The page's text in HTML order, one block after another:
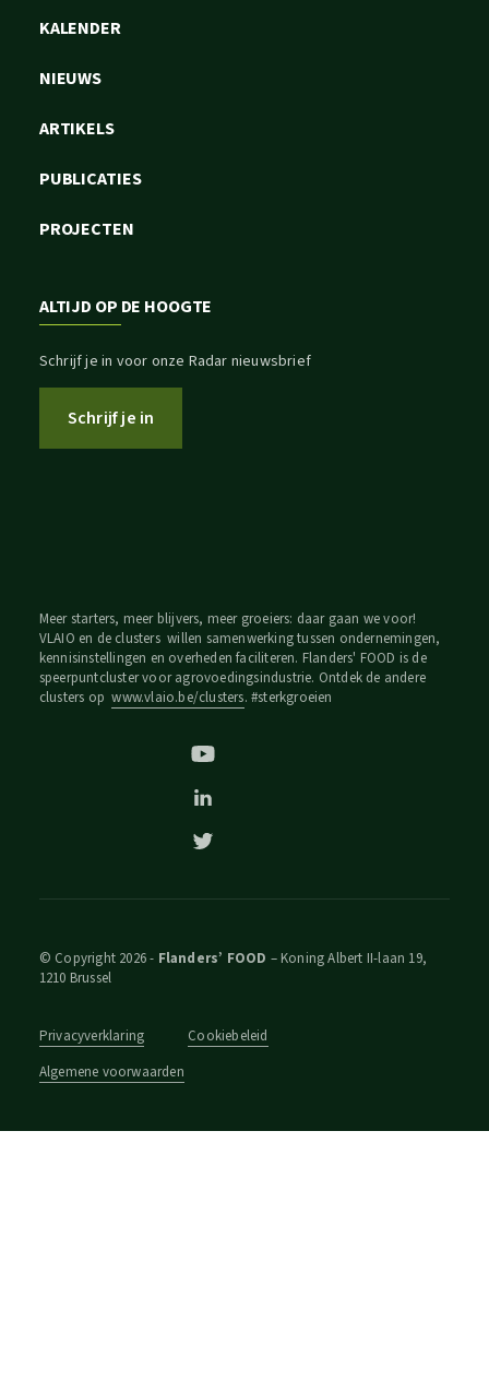
KALENDER
NIEUWS
ARTIKELS
PUBLICATIES
PROJECTEN
ALTIJD OP DE HOOGTE
Schrijf je in voor onze Radar nieuwsbrief
Schrijf je in
Meer starters, meer blijvers, meer groeiers: daar gaan we voor!
VLAIO en de clusters willen samenwerking tussen ondernemingen,
kennisinstellingen en overheden faciliteren. Flanders' FOOD is de
speerpuntcluster voor agrovoedingsindustrie. Ontdek de andere
clusters opwww.vlaio.be/clusters. #sterkgroeien
© Copyright 2026 - Flanders’ FOOD – Koning Albert II-laan 19,
1210 Brussel
Privacyverklaring
Cookiebeleid
Algemene voorwaarden